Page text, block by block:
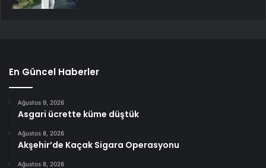
En Güncel Haberler
Ağustos 9, 2026
Asgari ücrette küme düştük
Ağustos 8, 2026
Akşehir’de Kaçak Sigara Operasyonu
Ağustos 8, 2026